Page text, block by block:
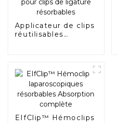
Applicateur de clips
réutilisables
EIfClip™ Hémoclips